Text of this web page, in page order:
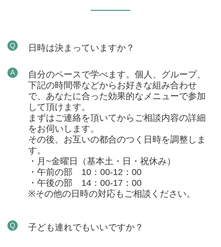
Q 日時は決まっていますか？
A
自分のペースで学べます。個人、グループ、
下記の時間帯などからお好きな組み合わせ
で、あなたに合った効果的なメニューで参加
して頂けます。
まずはご連絡を頂いてからご相談内容の詳細
をお伺いします。
その後、お互いの都合のつく日時を調整しま
す。
・月~金曜日（基本土・日・祝休み）
・午前の部 10：00-12：00
・午後の部 14：00-17：00
※その他の日時の対応もご相談ください。
Q 子ども連れでもいいですか？